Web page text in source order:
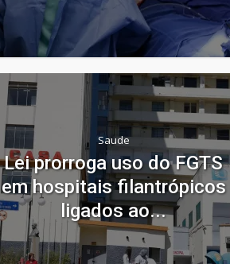
Saude
Lei prorroga uso do FGTS
em hospitais filantrópicos
ligados ao...